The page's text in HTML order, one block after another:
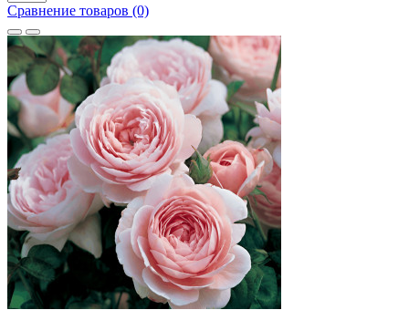
Сравнение товаров (0)